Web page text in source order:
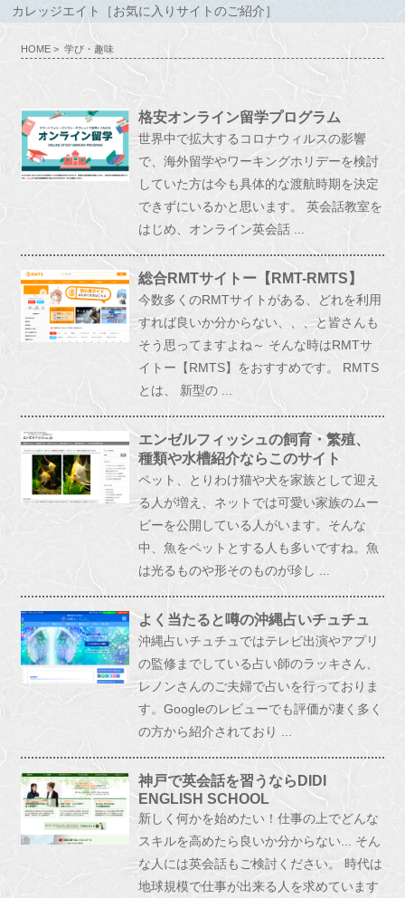
カレッジエイト［お気に入りサイトのご紹介］
HOME > 学び・趣味
格安オンライン留学プログラム
世界中で拡大するコロナウィルスの影響
で、海外留学やワーキングホリデーを検討
していた方は今も具体的な渡航時期を決定
できずにいるかと思います。 英会話教室を
はじめ、オンライン英会話 ...
総合RMTサイトー【RMT-RMTS】
今数多くのRMTサイトがある、どれを利用
すれば良いか分からない、、、と皆さんも
そう思ってますよね～ そんな時はRMTサ
イトー【RMTS】をおすすめです。 RMTS
とは、 新型の ...
エンゼルフィッシュの飼育・繁殖、
種類や水槽紹介ならこのサイト
ペット、とりわけ猫や犬を家族として迎え
る人が増え、ネットでは可愛い家族のムー
ビーを公開している人がいます。そんな
中、魚をペットとする人も多いですね。魚
は光るものや形そのものが珍し ...
よく当たると噂の沖縄占いチュチュ
沖縄占いチュチュではテレビ出演やアプリ
の監修までしている占い師のラッキさん、
レノンさんのご夫婦で占いを行っておりま
す。Googleのレビューでも評価が凄く多く
の方から紹介されており ...
神戸で英会話を習うならDIDI
ENGLISH SCHOOL
新しく何かを始めたい！仕事の上でどんな
スキルを高めたら良いか分からない... そん
な人には英会話もご検討ください。 時代は
地球規模で仕事が出来る人を求めています